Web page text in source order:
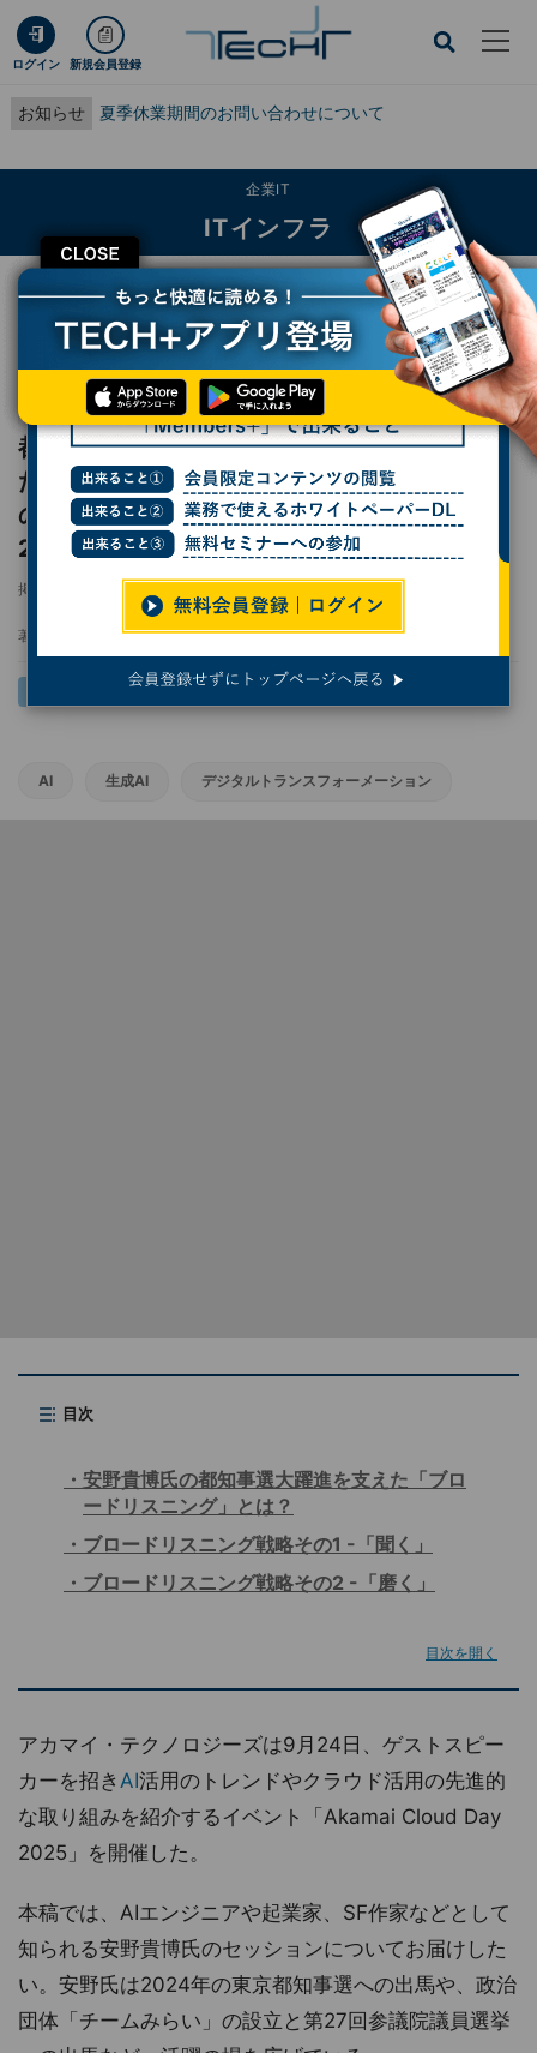
ログイン 新規会員登録
お知らせ 夏季休業期間のお問い合わせについて
CLOSE
企業IT
ITインフラ
TECH+ 企業IT
ITインフラ
都知事選・参院選で安野貴博氏の躍進を支えたデジタル民主主義「ブロードリス
ニング」の手法と効果とは？ - Akamai Cloud Day 2025
レポート
都知事選・参院選で安野貴博氏の躍進を支え
たデジタル民主主義「ブロードリスニング」
の手法と効果とは？ - Akamai Cloud Day
2025
掲載日
著者： 熊谷知泰
AI 生成AI デジタルトランスフォーメーション
目次
安野貴博氏の都知事選大躍進を支えた「ブロ
ードリスニング」とは？
ブロードリスニング戦略その1 -「聞く」
ブロードリスニング戦略その2 -「磨く」
目次を開く
アカマイ・テクノロジーズは9月24日、ゲストスピー
カーを招き AI活用のトレンドやクラウド活用の先進的
な取り組みを紹介するイベント「Akamai Cloud Day
2025」を開催した。
本稿では、AIエンジニアや起業家、SF作家などとして
知られる安野貴博氏のセッションについてお届けした
い。安野氏は2024年の東京都知事選への出馬や、政治
団体「チームみらい」の設立と第27回参議院議員選挙